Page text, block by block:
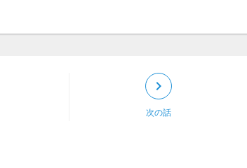
keyboard_arrow_right
次の話